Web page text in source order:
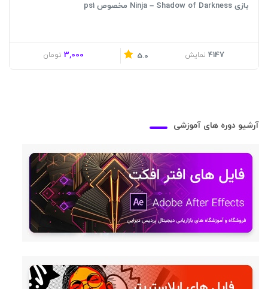
بازی Ninja – Shadow of Darkness مخصوص ps1
4147 نمایش 5.0
3,000 تومان
آرشیو دوره های آموزشی